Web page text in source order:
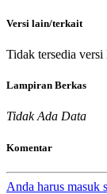
Versi lain/terkait
Tidak tersedia versi
Lampiran Berkas
Tidak Ada Data
Komentar
Anda harus masuk